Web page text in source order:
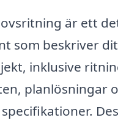
är ett
som beskriver
inklusive
planlösningar